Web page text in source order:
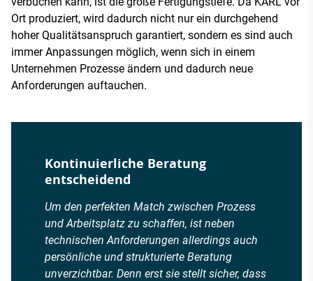
Ort produziert, wird dadurch nicht nur ein durchgehend
hoher Qualitätsanspruch garantiert, sondern es sind auch
immer Anpassungen möglich, wenn sich in einem
Unternehmen Prozesse ändern und dadurch neue
Anforderungen auftauchen.
Kontinuierliche Beratung
entscheidend
Um den perfekten Match zwischen Prozess
und Arbeitsplatz zu schaffen, ist neben
technischen Anforderungen allerdings auch
persönliche und strukturierte Beratung
unverzichtbar. Denn erst sie stellt sicher, dass